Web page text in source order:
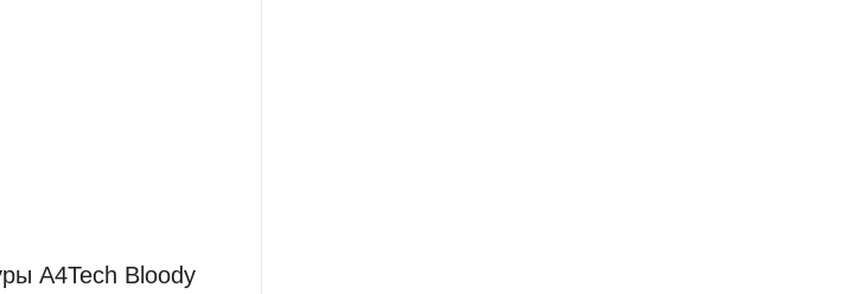
A4Tech Bloody